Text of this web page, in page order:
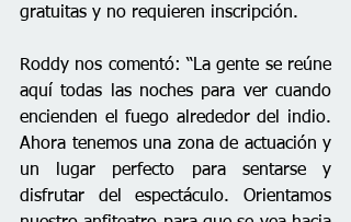
gratuitas y no requieren inscripción.
Roddy nos comentó: “La gente se reúne
aquí todas las noches para ver cuando
encienden el fuego alrededor del indio.
Ahora tenemos una zona de actuación y
un lugar perfecto para sentarse y
disfrutar del espectáculo. Orientamos